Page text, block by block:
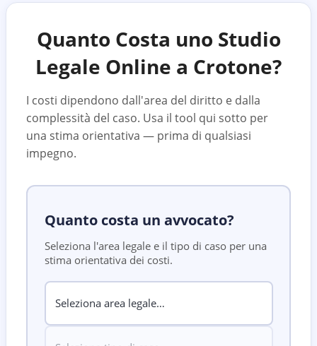
Quanto Costa uno Studio
Legale Online a Crotone?
I costi dipendono dall'area del diritto e dalla
complessità del caso. Usa il tool qui sotto per
una stima orientativa — prima di qualsiasi
impegno.
Quanto costa un avvocato?
Seleziona l'area legale e il tipo di caso per una
stima orientativa dei costi.